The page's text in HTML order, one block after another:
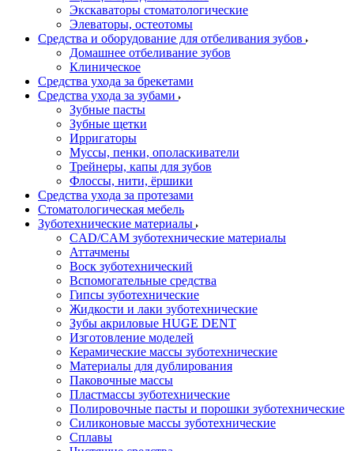
Экскаваторы стоматологические
Элеваторы, остеотомы
Средства и оборудование для отбеливания зубов
Домашнее отбеливание зубов
Клиническое
Средства ухода за брекетами
Средства ухода за зубами
Зубные пасты
Зубные щетки
Ирригаторы
Муссы, пенки, ополаскиватели
Трейнеры, капы для зубов
Флоссы, нити, ёршики
Средства ухода за протезами
Стоматологическая мебель
Зуботехнические материалы
CAD/CAM зуботехнические материалы
Аттачмены
Воск зуботехнический
Вспомогательные средства
Гипсы зуботехнические
Жидкости и лаки зуботехнические
Зубы акриловые HUGE DENT
Изготовление моделей
Керамические массы зуботехнические
Материалы для дублирования
Паковочные массы
Пластмассы зуботехнические
Полировочные пасты и порошки зуботехнические
Силиконовые массы зуботехнические
Сплавы